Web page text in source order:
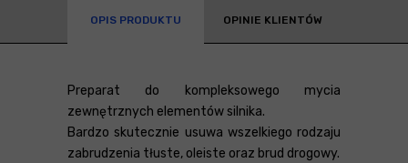
OPIS PRODUKTU OPINIE KLIENTÓW
Preparat do kompleksowego mycia
zewnętrznych elementów silnika.
Bardzo skutecznie usuwa wszelkiego rodzaju
zabrudzenia tłuste, oleiste oraz brud drogowy.